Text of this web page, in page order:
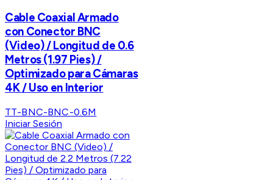
Cable Coaxial Armado
con Conector BNC
(Video) / Longitud de 0.6
Metros (1.97 Pies) /
Optimizado para Cámaras
4K / Uso en Interior
TT-BNC-BNC-0.6M
Iniciar Sesión